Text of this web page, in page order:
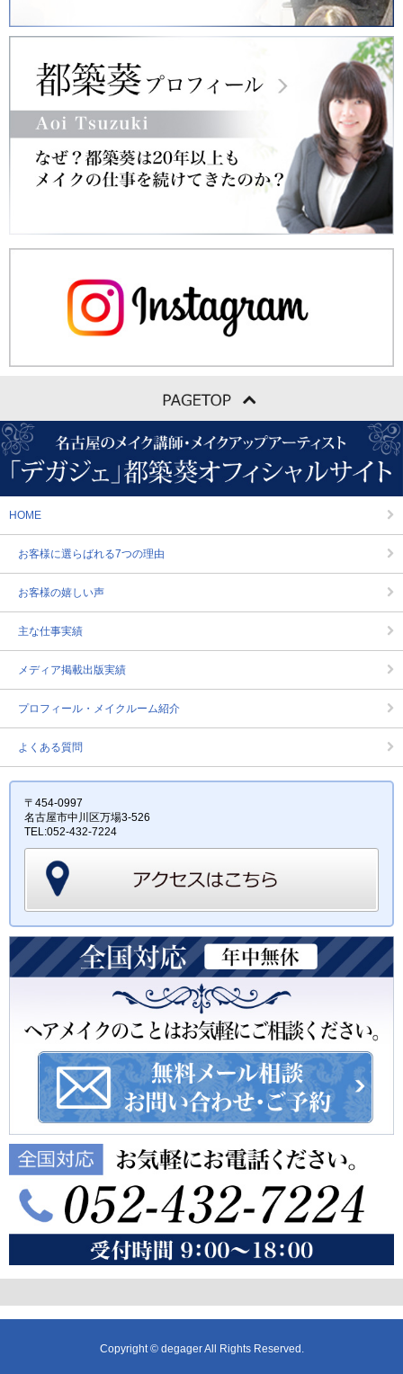
HOME
お客様に選らばれる7つの理由
お客様の嬉しい声
主な仕事実績
メディア掲載出版実績
プロフィール・メイクルーム紹介
よくある質問
〒454-0997
名古屋市中川区万場3-526
TEL:052-432-7224
Copyright © degager All Rights Reserved.